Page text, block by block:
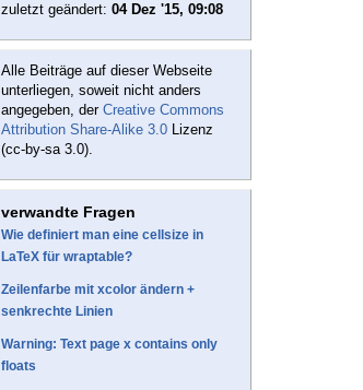
zuletzt geändert: 04 Dez '15, 09:08
Alle Beiträge auf dieser Webseite
unterliegen, soweit nicht anders
angegeben, der Creative Commons
Attribution Share-Alike 3.0 Lizenz
(cc-by-sa 3.0).
verwandte Fragen
Wie definiert man eine cellsize in
LaTeX für wraptable?
Zeilenfarbe mit xcolor ändern +
senkrechte Linien
Warning: Text page x contains only
floats